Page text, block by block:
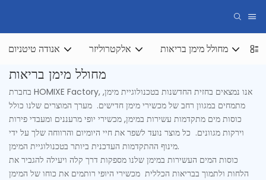
אנודה טיטניום אלקטרוליזר מחולל מימן בריאות
מחולל מימן בריאות
בחברת HOMIXE Factory, אנו נמצאים בחזית החדשנות בטכנולוגיית מימן,
מתמחים במגוון רחב של מכשירי מימן חדישים. מערך המוצרים שלנו כולל
כוסות מים מתקדמות עשירות במימן, מכשירי יופי מרעננים ומעבדי פירות
וירקות מגוונים. כל מוצר נועד לשפר את חיי היומיום והרווחה שלך על ידי
מינוף ההתקדמות העדכנית ביותר בטכנולוגיית המימן.
כוסות המים העשירות במימן שלנו מספקות דרך קלה ויעילה להגביר את
הלחות ולתמוך בבריאות הכללית מכשירי היופי רותמים את כוחו של המימן